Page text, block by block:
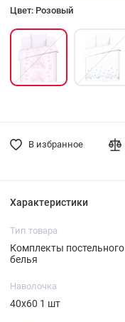
Цвет: Розовый
В избранное
Характеристики
Тип товара
Комплекты постельного
белья
Наволочка
40х60 1 шт